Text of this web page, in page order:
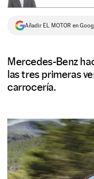
Añadir EL MOTOR en
Mercedes-Benz
las tres primeras
carrocería.